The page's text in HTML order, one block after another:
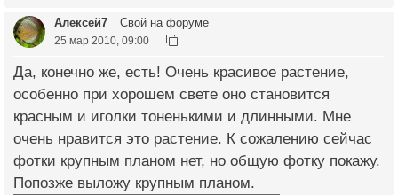
Алексей7 Свой на форуме
25 мар 2010, 09:00
Да, конечно же, есть! Очень красивое растение,
особенно при хорошем свете оно становится
красным и иголки тоненькими и длинными. Мне
очень нравится это растение. К сожалению сейчас
фотки крупным планом нет, но общую фотку покажу.
Попозже выложу крупным планом.